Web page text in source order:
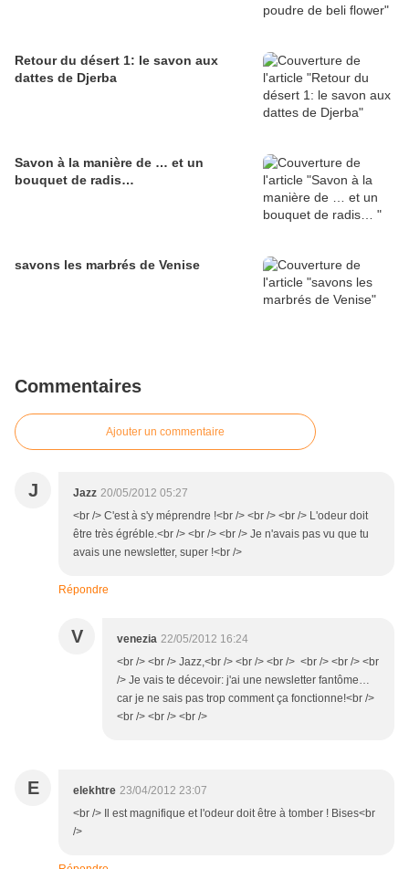
Retour du désert 1: le savon aux
dattes de Djerba
Savon à la manière de … et un
bouquet de radis…
savons les marbrés de Venise
Commentaires
Ajouter un commentaire
J Jazz 20/05/2012 05:27
<br /> C'est à s'y méprendre !<br /> <br /> <br /> L'odeur doit
être très égréble.<br /> <br /> <br /> Je n'avais pas vu que tu
avais une newsletter, super !<br />
Répondre
V venezia 22/05/2012 16:24
<br /> <br /> Jazz,<br /> <br /> <br /> <br /> <br /> <br
/> Je vais te décevoir: j'ai une newsletter fantôme…
car je ne sais pas trop comment ça fonctionne!<br />
<br /> <br /> <br />
E elekhtre 23/04/2012 23:07
<br /> Il est magnifique et l'odeur doit être à tomber ! Bises<br
/>